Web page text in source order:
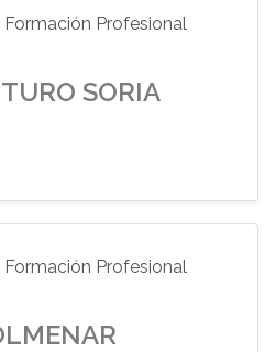
Profesional
SORIA
Profesional